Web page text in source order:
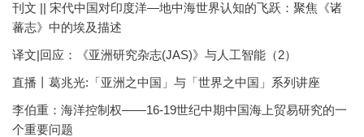
刊文 || 宋代中国对印度洋—地中海世界认知的飞跃：聚焦《诸
蕃志》中的埃及描述
译文|回应：《亚洲研究杂志(JAS)》与人工智能（2）
直播丨葛兆光:「亚洲之中国」与「世界之中国」系列讲座
李伯重：海洋控制权——16-19世纪中期中国海上贸易研究的一
个重要问题